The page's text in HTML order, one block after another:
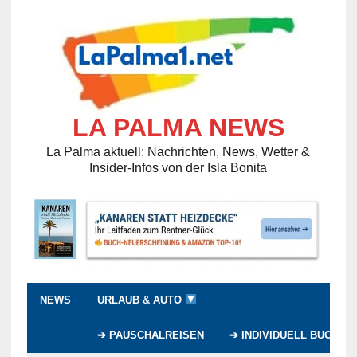
LA PALMA NEWS
La Palma aktuell: Nachrichten, News, Wetter &
Insider-Infos von der Isla Bonita
NEWS URLAUB & AUTO
➔ PAUSCHALREISEN ➔ INDIVIDUELL BUCHEN